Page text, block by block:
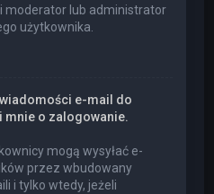
moderator lub administrator
użytkownika.
e-mail do
mnie o zalogowanie.
mogą wysyłać e-
przez wbudowany
i tylko wtedy, jeżeli